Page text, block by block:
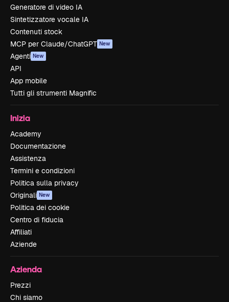
Generatore di video IA
Sintetizzatore vocale IA
Contenuti stock
MCP per Claude/ChatGPT New
Agenti New
API
App mobile
Tutti gli strumenti Magnific
Inizia
Academy
Documentazione
Assistenza
Termini e condizioni
Politica sulla privacy
Originali New
Politica dei cookie
Centro di fiducia
Affiliati
Aziende
Azienda
Prezzi
Chi siamo